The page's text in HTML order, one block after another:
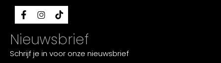
Nieuwsbrief
Schrijf je in voor onze nieuwsbrief